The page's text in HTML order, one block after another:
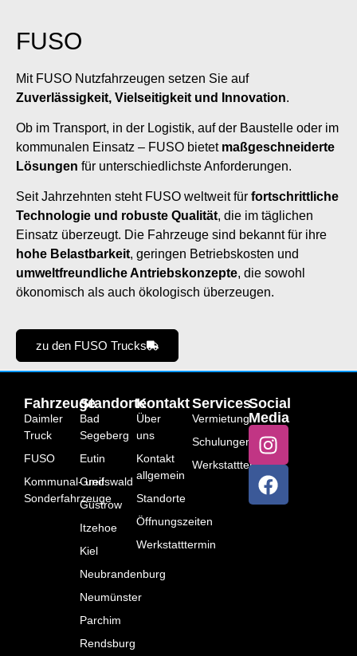
FUSO
Mit FUSO Nutzfahrzeugen setzen Sie auf
Zuverlässigkeit, Vielseitigkeit und Innovation.
Ob im Transport, in der Logistik, auf der Baustelle oder im
kommunalen Einsatz – FUSO bietet maßgeschneiderte
Lösungen für unterschiedlichste Anforderungen.
Seit Jahrzehnten steht FUSO weltweit für fortschrittliche
Technologie und robuste Qualität, die im täglichen
Einsatz überzeugt. Die Fahrzeuge sind bekannt für ihre
hohe Belastbarkeit, geringen Betriebskosten und
umweltfreundliche Antriebskonzepte, die sowohl
ökonomisch als auch ökologisch überzeugen.
zu den FUSO Trucks
Fahrzeuge
Daimler
Truck
FUSO
Kommunal- und
Sonderfahrzeuge
Standorte
Bad
Segeberg
Eutin
Greifswald
Güstrow
Itzehoe
Kiel
Neubrandenburg
Neumünster
Parchim
Rendsburg
Kontakt
Über
uns
Kontakt
allgemein
Standorte
Öffnungszeiten
Werkstatttermin
Services
Vermietung
Schulungen
Werkstatttermin
Social
Media